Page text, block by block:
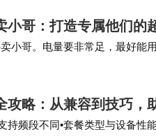
解决方案。
小哥：打造专属他们的
小哥。电量要非常足，最好能
对方根本听不清。如果能将耳
攻略：从兼容到技巧，
持频段不同•套餐类型与设备